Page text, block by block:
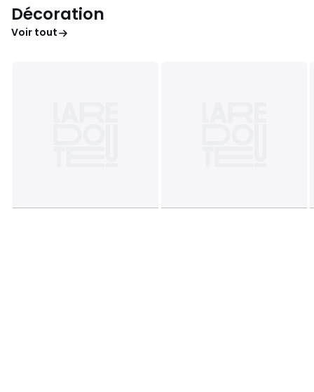
Décoration
Voir tout